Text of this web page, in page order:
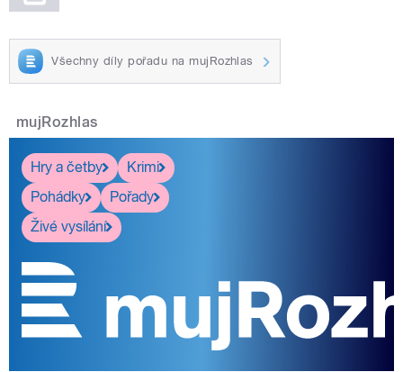
Všechny díly pořadu na mujRozhlas
mujRozhlas
Hry a četby
Krimi
Pohádky
Pořady
Živé vysílání